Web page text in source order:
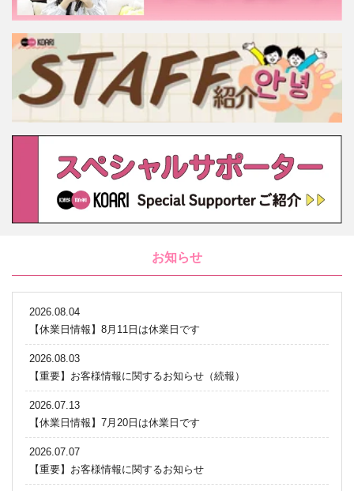
お知らせ
2026.08.04
【休業日情報】8月11日は休業日です
2026.08.03
【重要】お客様情報に関するお知らせ（続報）
2026.07.13
【休業日情報】7月20日は休業日です
2026.07.07
【重要】お客様情報に関するお知らせ